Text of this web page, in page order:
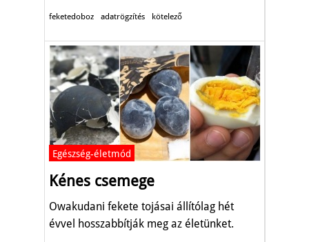
feketedoboz adatrögzítés kötelező
Egészség-életmód
Kénes csemege
Owakudani fekete tojásai állítólag hét
évvel hosszabbítják meg az életünket.